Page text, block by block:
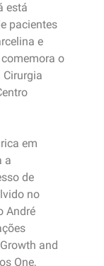
está
pacientes
e
o
Cirurgia
em
a
de
no
André
and
One,